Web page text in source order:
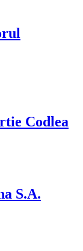
Codlea
S.A.